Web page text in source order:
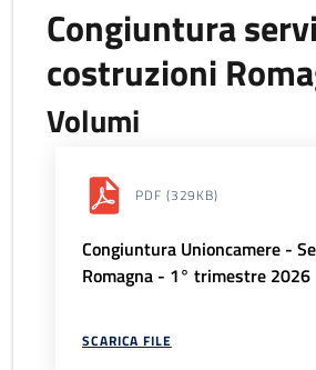
Congiuntura
costruzioni
Volumi
PDF (329KB)
Congiuntura Unioncamere -
Romagna - 1° trimestre 2026
SCARICA FILE